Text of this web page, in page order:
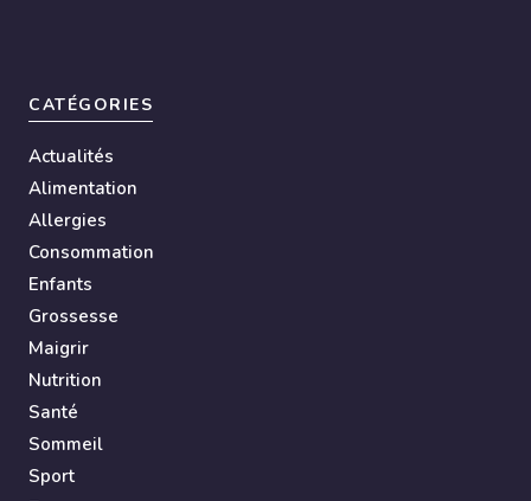
CATÉGORIES
Actualités
Alimentation
Allergies
Consommation
Enfants
Grossesse
Maigrir
Nutrition
Santé
Sommeil
Sport